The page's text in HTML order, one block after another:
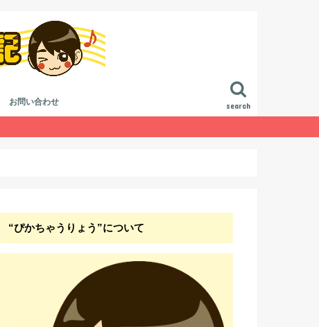
search
お問い合わせ
“ぴかちゃうりょう”について